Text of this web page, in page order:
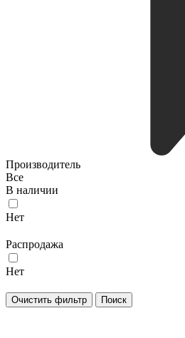
Производитель
Все
В наличии
Нет
Распродажа
Нет